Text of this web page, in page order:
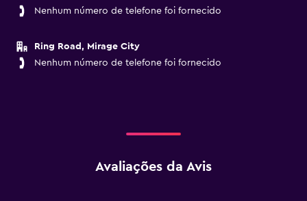
Nenhum número de telefone foi fornecido
Ring Road, Mirage City
Nenhum número de telefone foi fornecido
Avaliações da Avis